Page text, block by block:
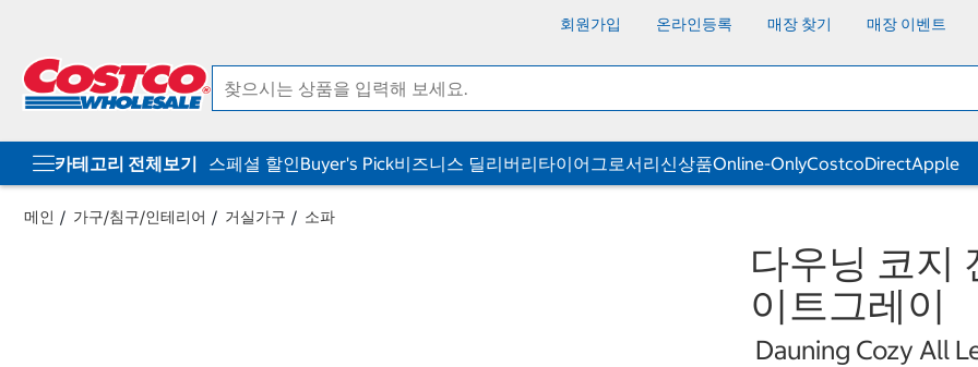
회원가입 온라인등록 매장 찾기 매장 이벤트
카테고리 전체보기 스페셜 할인Buyer's Pick비즈니스 딜리버리타이어그로서리신상품Online-OnlyCostcoDirectApple
메인 가구/침구/인테리어 거실가구 소파
다우닝 코지
이트그레이
Dauning Cozy All